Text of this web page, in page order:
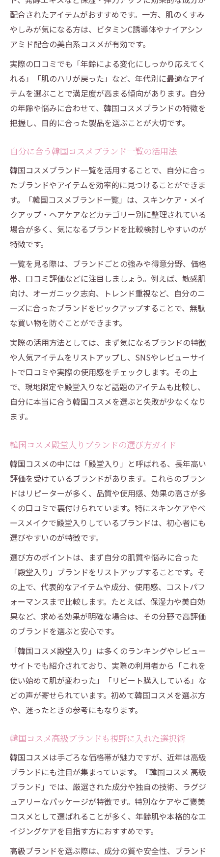
配合されたアイテムがおすすめです。一方、肌のくすみ
やしみが気になる方は、ビタミンC誘導体やナイアシン
アミド配合の美白系コスメが有効です。
実際の口コミでも「年齢による変化にしっかり応えてく
れる」「肌のハリが戻った」など、年代別に最適なアイ
テムを選ぶことで満足度が高まる傾向があります。自分
の年齢や悩みに合わせて、韓国コスメブランドの特徴を
把握し、目的に合った製品を選ぶことが大切です。
自分に合う韓国コスメブランド一覧の活用法
韓国コスメブランド一覧を活用することで、自分に合っ
たブランドやアイテムを効率的に見つけることができま
す。「韓国コスメブランド一覧」は、スキンケア・メイ
クアップ・ヘアケアなどカテゴリー別に整理されている
場合が多く、気になるブランドを比較検討しやすいのが
特徴です。
一覧を見る際は、ブランドごとの強みや得意分野、価格
帯、口コミ評価などに注目しましょう。例えば、敏感肌
向け、オーガニック志向、トレンド重視など、自分のニ
ーズに合ったブランドをピックアップすることで、無駄
な買い物を防ぐことができます。
実際の活用方法としては、まず気になるブランドの特徴
や人気アイテムをリストアップし、SNSやレビューサイ
トで口コミや実際の使用感をチェックします。その上
で、現地限定や殿堂入りなど話題のアイテムも比較し、
自分に本当に合う韓国コスメを選ぶと失敗が少なくなり
ます。
韓国コスメ殿堂入りブランドの選び方ガイド
韓国コスメの中には「殿堂入り」と呼ばれる、長年高い
評価を受けているブランドがあります。これらのブラン
ドはリピーターが多く、品質や使用感、効果の高さが多
くの口コミで裏付けられています。特にスキンケアやベ
ースメイクで殿堂入りしているブランドは、初心者にも
選びやすいのが特徴です。
選び方のポイントは、まず自分の肌質や悩みに合った
「殿堂入り」ブランドをリストアップすることです。そ
の上で、代表的なアイテムや成分、使用感、コストパフ
ォーマンスまで比較します。たとえば、保湿力や美白効
果など、求める効果が明確な場合は、その分野で高評価
のブランドを選ぶと安心です。
「韓国コスメ殿堂入り」は多くのランキングやレビュー
サイトでも紹介されており、実際の利用者から「これを
使い始めて肌が変わった」「リピート購入している」な
どの声が寄せられています。初めて韓国コスメを選ぶ方
や、迷ったときの参考にもなります。
韓国コスメ高級ブランドも視野に入れた選択術
韓国コスメは手ごろな価格帯が魅力ですが、近年は高級
ブランドにも注目が集まっています。「韓国コスメ 高級
ブランド」では、厳選された成分や独自の技術、ラグジ
ュアリーなパッケージが特徴です。特別なケアやご褒美
コスメとして選ばれることが多く、年齢肌や本格的なエ
イジングケアを目指す方におすすめです。
高級ブランドを選ぶ際は、成分の質や安全性、ブランド